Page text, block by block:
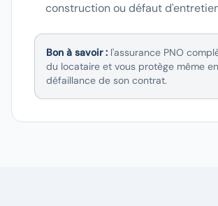
construction ou défaut
Bon à savoir : l'assurance PNO
du locataire et vous protège même
défaillance de son contrat.